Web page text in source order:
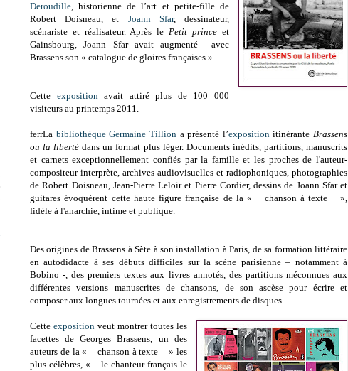
Deroudille, historienne de l’art et petite-fille de
Robert Doisneau, et Joann Sfar, dessinateur,
scénariste et réalisateur. Après lePetit prince et
Gainsbourg, Joann Sfar avait augmenté avec
Brassens son « catalogue de gloires françaises ».
Cette expositionavait attiré plus de 100 000
visiteurs au printemps 2011.
ferrLa bibliothèque Germaine Tilliona présenté l’exposition itinérante Brassens
ou la libertédans un format plus léger. Documents inédits, partitions, manuscrits
et carnets exceptionnellement confiés par la famille et les proches de l'auteur-
compositeur-interprète, archives audiovisuelles et radiophoniques, photographies
de Robert Doisneau, Jean-Pierre Leloir et Pierre Cordier, dessins de Joann Sfar et
guitares évoquèrent cette haute figure française de la « chanson à texte »,
fidèle à l'anarchie, intime et publique.
Des origines de Brassens à Sète à son installation à Paris, de sa formation littéraire
en autodidacte à ses débuts difficiles sur la scène parisienne – notamment à
Bobino -, des premiers textes aux livres annotés, des partitions méconnues aux
différentes versions manuscrites de chansons, de son ascèse pour écrire et
composer aux longues tournées et aux enregistrements de disques...
Cette expositionveut montrer toutes les
facettes de Georges Brassens, un des
auteurs de la « chanson à texte » les
plus célèbres, « le chanteur français le